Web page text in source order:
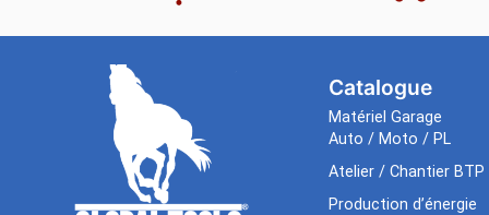
Catalogue
Matériel Garage
Auto / Moto / PL
Atelier / Chantier BTP
Production d’énergie